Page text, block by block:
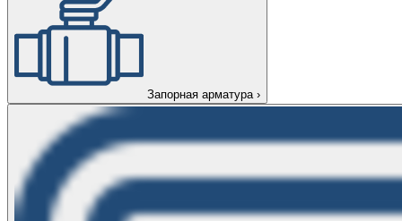
Запорная арматура ›